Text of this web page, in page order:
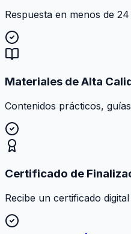
Respuesta en menos de
Materiales de Alta
Contenidos prácticos,
Certificado de
Recibe un certificado